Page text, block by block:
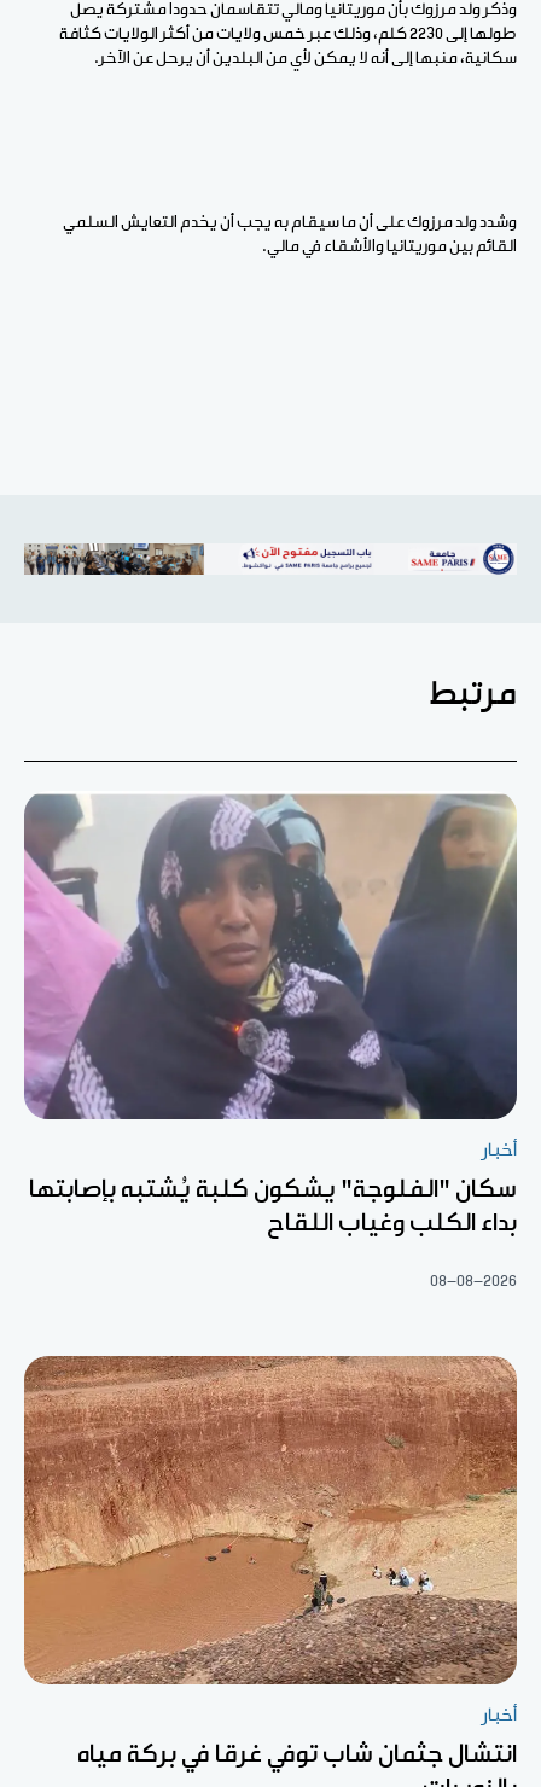
وذكر ولد مرزوك بأن موريتانيا ومالي تتقاسمان حدودا مشتركة يصل
طولها إلى 2230 كلم، وذلك عبر خمس ولايات من أكثر الولايات كثافة
سكانية، منبها إلى أنه لا يمكن لأي من البلدين أن يرحل عن الآخر.
وشدد ولد مرزوك على أن ما سيقام به يجب أن يخدم التعايش السلمي
القائم بين موريتانيا والأشقاء في مالي.
مرتبط
أخبار
سكان "الفلوجة" يشكون كلبة يُشتبه بإصابتها
بداء الكلب وغياب اللقاح
08-08-2026
أخبار
انتشال جثمان شاب توفي غرقا في بركة مياه